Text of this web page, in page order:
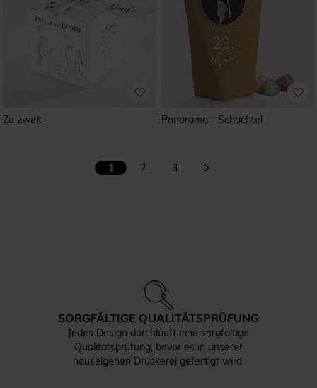
Zu zweit Panorama - Schachtel
1 2 3
SORGFÄLTIGE QUALITÄTSPRÜFUNG
Jedes Design durchläuft eine sorgfältige
Qualitätsprüfung, bevor es in unserer
hauseigenen Druckerei gefertigt wird.